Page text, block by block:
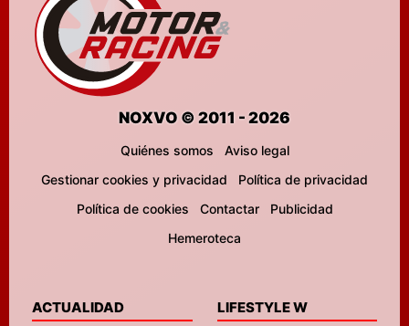
NOXVO © 2011 - 2026
Quiénes somos
Aviso legal
Gestionar cookies y privacidad
Política de privacidad
Política de cookies
Contactar
Publicidad
Hemeroteca
ACTUALIDAD
LIFESTYLE W